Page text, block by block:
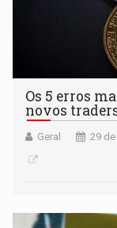
Os 5 erros
novos
Geral 29